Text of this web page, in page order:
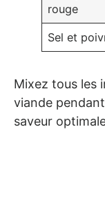
rouge
Sel et
Mixez tous les
viande
saveur